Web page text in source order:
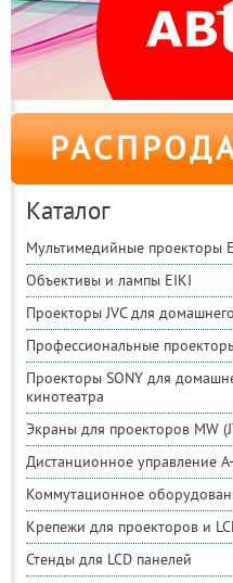
Каталог
Мультимедийные проекторы
Объективы и лампы EIKI
Проекторы JVC для
Профессиональные
Проекторы SONY для
кинотеатра
Экраны для проекторов MW
Дистанционное управление
Коммутационное
Крепежи для проекторов и
Стенды для LCD панелей